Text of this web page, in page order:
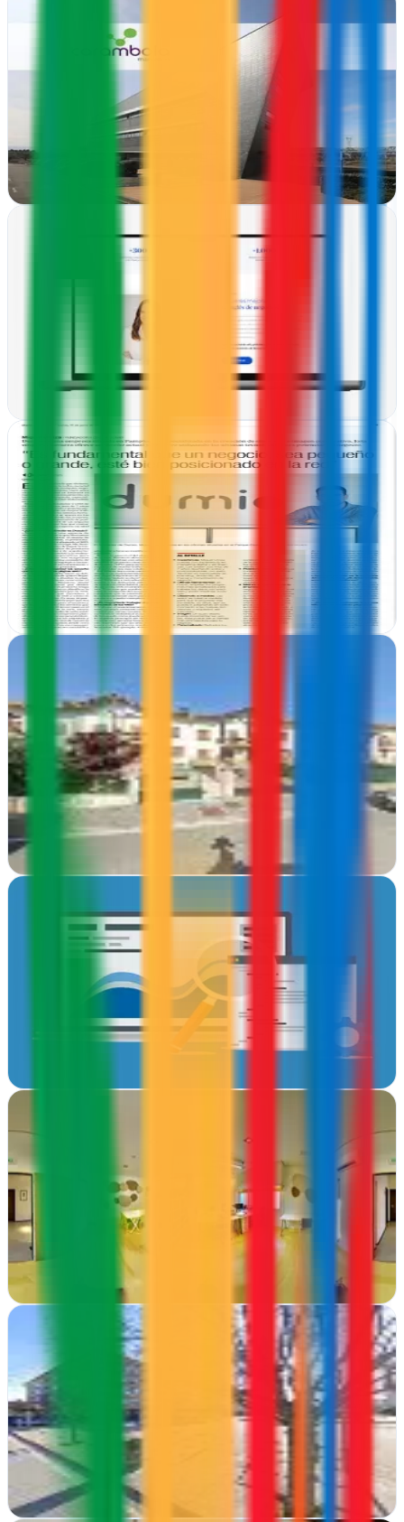
Carambola Marketing | Mejoramos tu fórmula de
En Tudela transformamos tu estrategia comercial con diseño web,
gráfico y marketing digital que genera resultados reales
Ver ficha
Diseño Web Pamplona
En Pamplona potenciamos tu presencia online con diseño web,
estrategia digital y consultoría especializada para empresas que
buscan crecer en internet
Ver ficha
Dumio
Pamplona, Navarra
Dumio transforma ideas en resultados medibles. Desde Pamplona,
desarrollan estrategias digitales, diseño gráfico y consultoría para
impulsar tu marca en…
Ver fichacompleta
Korporatiboa
Arbizu, Navarra
Desde Arbizu transformamos la identidad visual de tu empresa con
diseño gráfico corporativo que conecta con tu audiencia y refleja tus
valores
Ver ficha
Inboost Marketing
Pamplona, Navarra
Potencia tu negocio online en Pamplona con Inboost. Diseño web,
marketing digital e internet para empresas que buscan crecer en el
Ver ficha
Navarra
Desde Pamplona, Innokabi impulsa tu presencia online con
estrategia integral: web, marketing digital y consultoría
especializada para empresas que quieren…
Ver ficha
Javier Aguerrea
Zizur Mayor, Navarra
Consultor de marketing en Zizur Mayor que transforma estrategias
digitales en resultados medibles para empresas que quieren crecer
sin desperdicio
Ver fichacompleta